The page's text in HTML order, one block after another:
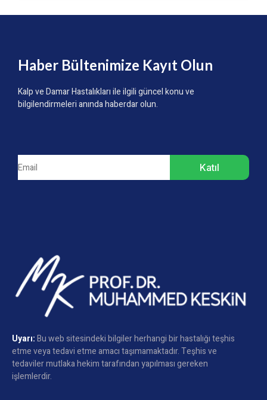
Haber Bültenimize Kayıt Olun
Kalp ve Damar Hastalıkları ile ilgili güncel konu ve
bilgilendirmeleri anında haberdar olun.
Katıl
Uyarı:Bu web sitesindeki bilgiler herhangi bir hastalığı teşhis
etme veya tedavi etme amacı taşımamaktadır. Teşhis ve
tedaviler mutlaka hekim tarafından yapılması gereken
işlemlerdir.